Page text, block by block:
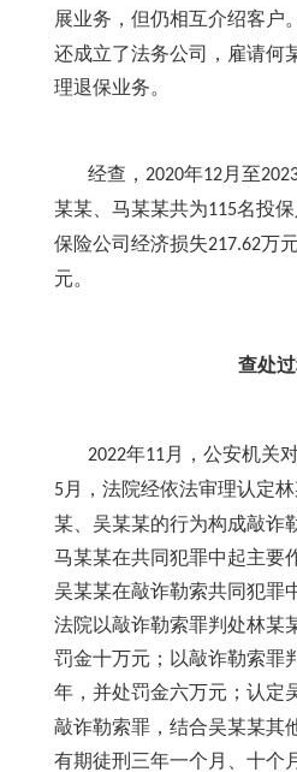
展业务，但仍相互介绍客户。
还成立了法务公司，雇请何
理退保业务。
经查， 2020年12月至
某某、马某某共为115名投
保险公司经济损失217.62万
元。
查处
2022年11月，公安机关
5月，法院经依法审理认定
某、吴某某的行为构成敲诈
马某某在共同犯罪中起主要
吴某某在敲诈勒索共同犯罪
法院以敲诈勒索罪判处林某
罚金十万元；以敲诈勒索罪
年，并处罚金六万元；认定
敲诈勒索罪，结合吴某某其
有期徒刑三年一个月、十个